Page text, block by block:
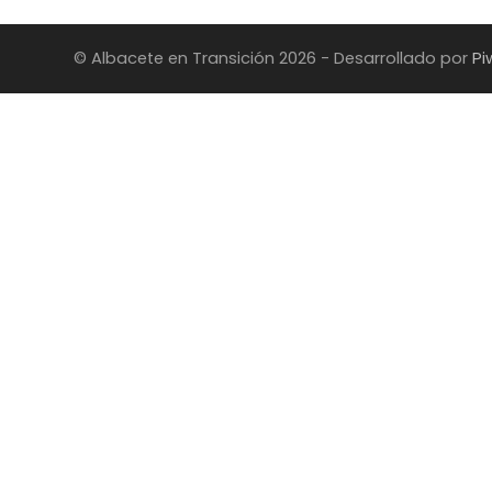
© Albacete en Transición 2026 - Desarrollado por